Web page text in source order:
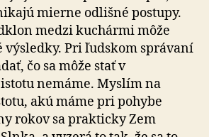
mierne odlišné postupy.
medzi kuchármi môže
výsledky. Pri ľudskom správaní
čo sa môže stať v
nemáme. Myslím na
akú máme pri pohybe
rokov sa prakticky Zem